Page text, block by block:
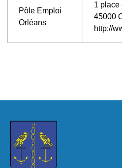
Pôle Emploi
Orléans
1 place
45000
http://